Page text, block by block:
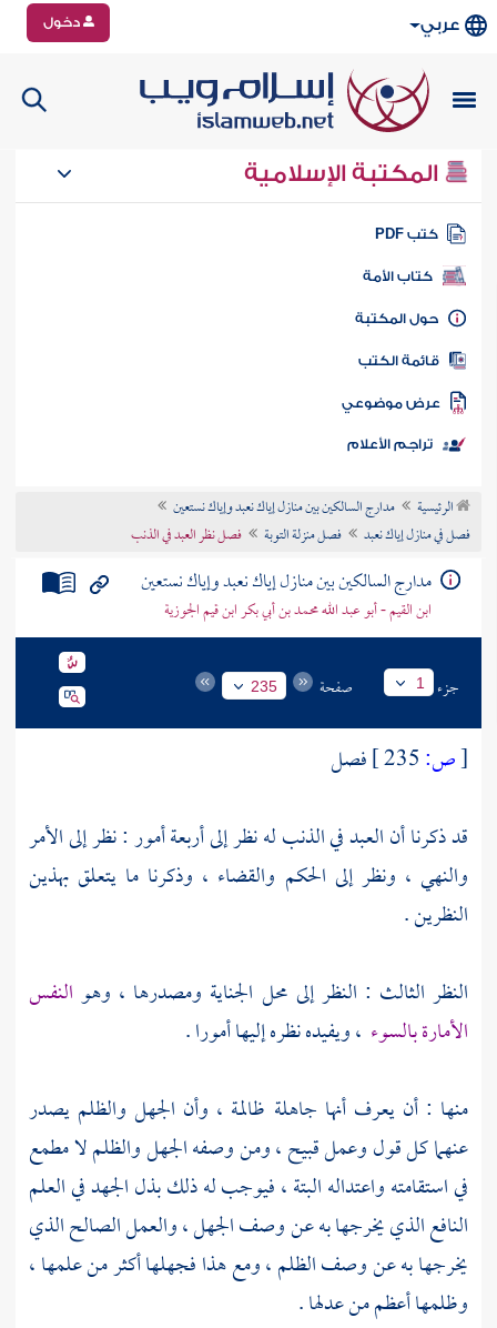
عربي دخول
المكتبة الإسلامية
كتب PDF
كتاب الأمة
المكتبة
الكتب
موضوعي
تراجم الأعلام
الرئيسية
مدارج السالكين بين منازل إياك نعبد وإياك نستعين
فصل في منازل إياك نعبد
فصل منزلة التوبة فصل نظر العبد في الذنب
مدارج السالكين بين منازل إياك نعبد وإياك نستعين
ابن القيم - أبو عبد الله محمد بن أبي بكر ابن قيم الجوزية
جزء 1 صفحة 235
[ص:
فصل
قد ذكرنا أن العبد في الذنب له نظر إلى أربعة أمور : نظر إلى الأمر
والنهي ، ونظر إلى الحكم والقضاء ، وذكرنا ما يتعلق بهذين
النظرين .
النظر الثالث : النظر إلى محل الجناية ومصدرها ، وهو النفس
الأمارة بالسوء ، ويفيده نظره إليها أمورا .
منها : أن يعرف أنها جاهلة ظالمة ، وأن الجهل والظلم يصدر
عنهما كل قول وعمل قبيح ، ومن وصفه الجهل والظلم لا مطمع
في استقامته واعتداله البتة ، فيوجب له ذلك بذل الجهد في العلم
النافع الذي يخرجها به عن وصف الجهل ، والعمل الصالح الذي
يخرجها به عن وصف الظلم ، ومع هذا فجهلها أكثر من علمها ،
وظلمها أعظم من عدلها .